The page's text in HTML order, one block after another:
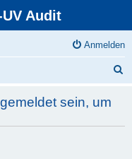
Audit
Anmelden
sein, um